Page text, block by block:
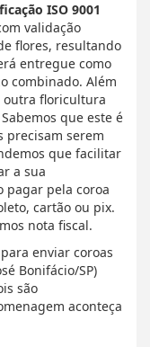
ISO 9001
validação
flores, resultando
entregue como
combinado. Além
outra floricultura
Sabemos que este é
precisam serem
que facilitar
a sua
pagar pela coroa
cartão ou pix.
nota fiscal.
enviar coroas
Bonifácio/SP)
são
aconteça